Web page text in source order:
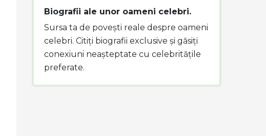
Biografii ale unor oameni celebri.
Sursa ta de povești reale despre oameni
celebri. Citiți biografii exclusive și găsiți
conexiuni neașteptate cu celebritățile
preferate.